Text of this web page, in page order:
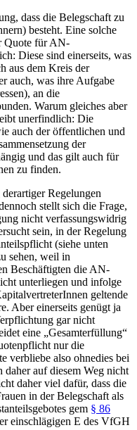
dass die Belegschaft zu
besteht. Eine solche
Quote fürAN-
Diese sind einerseits, was
aus dem Kreis der
auch, was ihre Aufgabe
an die
Warum gleiches aber
unerfindlich: Die
auch der öffentlichen und
der
und das gilt auch für
zu finden.
Regelungen
stellt sich die Frage,
nicht verfassungswidrig
sein, in der Regelung
(siehe unten
sehen, weil in
Beschäftigten die AN-
unterliegen und infolge
geltende
Aber einerseits genügt ja
gar nicht
eine „Gesamterfüllung“
nur die
verbliebe also ohnedies bei
auf diesem Weg nicht
daher viel dafür, dass die
in der Belegschaft als
gem § 86
einschlägigen E des VfGH